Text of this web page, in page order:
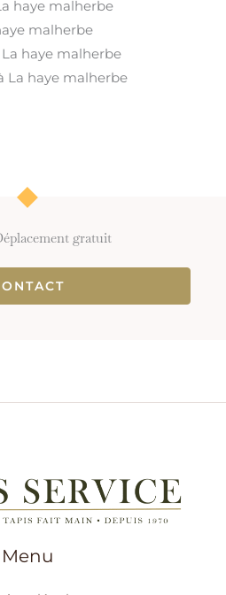
haye malherbe
malherbe
haye malherbe
La haye malherbe
gratuit
Menu